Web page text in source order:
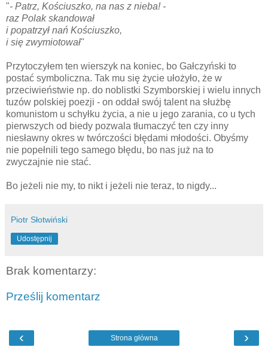
"- Patrz, Kościuszko, na nas z nieba! -
raz Polak skandował
i popatrzył nań Kościuszko,
i się zwymiotował"
Przytoczyłem ten wierszyk na koniec, bo Gałczyński to
postać symboliczna. Tak mu się życie ułożyło, że w
przeciwieństwie np. do noblistki Szymborskiej i wielu innych
tuzów polskiej poezji - on oddał swój talent na służbę
komunistom u schyłku życia, a nie u jego zarania, co u tych
pierwszych od biedy pozwala tłumaczyć ten czy inny
niesławny okres w twórczości błędami młodości. Obyśmy
nie popełnili tego samego błędu, bo nas już na to
zwyczajnie nie stać.
Bo jeżeli nie my, to nikt i jeżeli nie teraz, to nigdy...
Piotr Słotwiński
Udostępnij
Brak komentarzy:
Prześlij komentarz
‹ ›
Strona główna